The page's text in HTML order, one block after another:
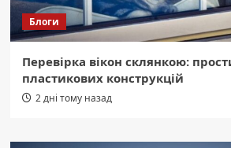
Блоги
Перевірка вікон склянкою:
пластикових конструкцій
2 дні тому назад